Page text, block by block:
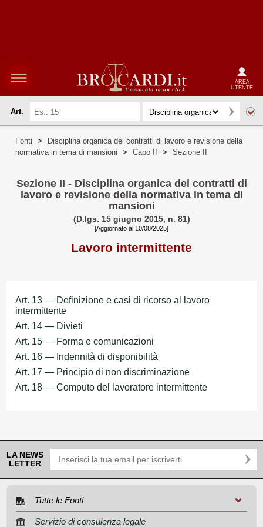
AREA
UTENTE
Art.
Fonti >
Disciplina organica dei contratti di lavoro e revisione della
normativa in tema di mansioni
> Capo II > Sezione II
Sezione II - Disciplina organica dei contratti di
lavoro e revisione della normativa in tema di
mansioni
(D.lgs. 15 giugno 2015, n. 81)
[Aggiornato al 10/08/2025]
Lavoro intermittente
Art. 13 — Definizione e casi di ricorso al lavoro
intermittente
Art. 14 — Divieti
Art. 15 — Forma e comunicazioni
Art. 16 — Indennità di disponibilità
Art. 17 — Principio di non discriminazione
Art. 18 — Computo del lavoratore intermittente
LA NEWS
LETTER
Tutte le Fonti
Servizio di consulenza legale